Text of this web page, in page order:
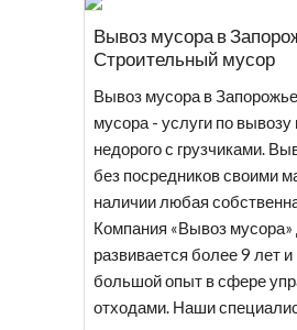
Вывоз мусора в
Строительный мусор
Вывоз мусора в
мусора - услуги по вывозу
недорого с грузчиками.
без посредников своими
наличии любая
Компания «Вывоз
развивается более 9 лет
большой опыт в сфере
отходами. Наши